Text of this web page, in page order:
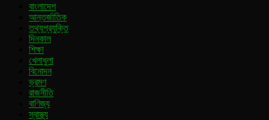
বাংলাদেশ
আন্তর্জাতিক
তথ্যপ্রযুক্তি
দিনকাল
শিক্ষা
খেলাধুলা
বিনোদন
ভ্রমণ
রাজনীতি
বাণিজ্য
স্বাস্থ্য